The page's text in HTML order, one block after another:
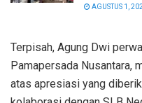
AGUSTUS 1,
Terpisah, Agung Dwi
Pamapersada Nusantara,
atas apresiasi yang